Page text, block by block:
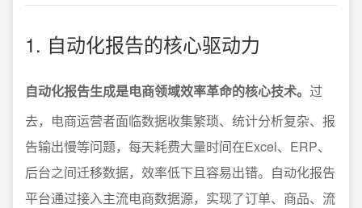
1. 自动化报告的核心驱动力
自动化报告生成是电商领域效率革命的核心技术。 过
去，电商运营者面临数据收集繁琐、统计分析复杂、报
告输出慢等问题，每天耗费大量时间在Excel、ERP、
后台之间迁移数据，效率低下且容易出错。自动化报告
平台通过接入主流电商数据源，实现了订单、商品、流